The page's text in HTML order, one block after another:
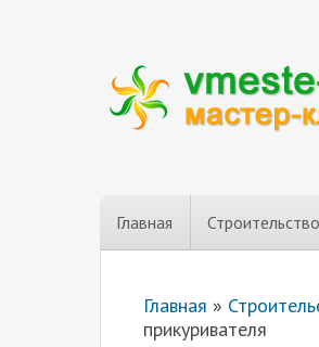
Главная Строительство
Главная »
прикуривателя